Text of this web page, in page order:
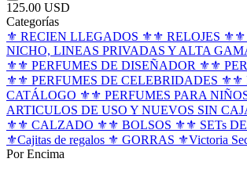
125.00 USD
Categorías
⚜️ RECIEN LLEGADOS ⚜️⚜️ RELOJES ⚜️⚜️
NICHO, LINEAS PRIVADAS Y ALTA
⚜️⚜️ PERFUMES DE DISEÑADOR ⚜️⚜️
⚜️⚜️ PERFUMES DE CELEBRIDADES ⚜️⚜️
CATÁLOGO ⚜️⚜️ PERFUMES PARA
ARTICULOS DE USO Y NUEVOS SIN
⚜️⚜️ CALZADO ⚜️⚜️ BOLSOS ⚜️⚜️ SETs
⚜️Cajitas de regalos ⚜️ GORRAS ⚜️Victoria
Por Encima